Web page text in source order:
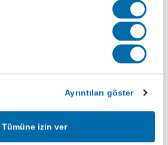
Ayrıntıları göster
Tümüne izin ver
için 27,5-28,0 milyar TL'lik yıllık gelir
FAVÖK marjı ise
çarpanı 7,3x seviyesinde bulunuyor.
karşılaştırıldığında %40 oranında